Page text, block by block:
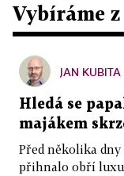
Vybíráme
JAN KUBITA
Hledá se
majákem
Před několika
přihnalo obří